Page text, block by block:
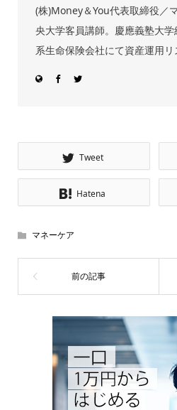
(株)Money＆You代表取締役／
央大学客員講師。慶應義塾大
系生命保険会社にて資産運用
Tweet
Hatena
マネーケア